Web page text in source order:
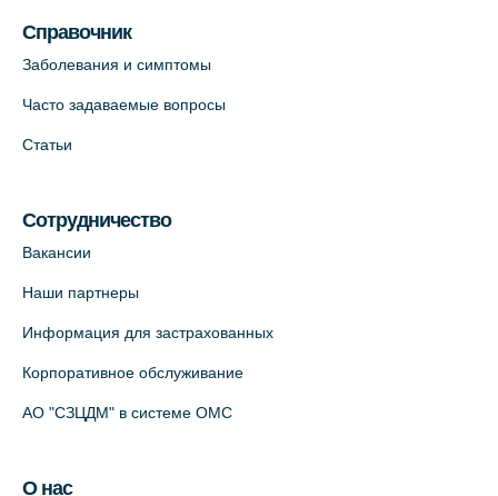
Справочник
Заболевания и симптомы
Часто задаваемые вопросы
Статьи
Сотрудничество
Вакансии
Наши партнеры
Информация для застрахованных
Корпоративное обслуживание
АО "СЗЦДМ" в системе ОМС
О нас